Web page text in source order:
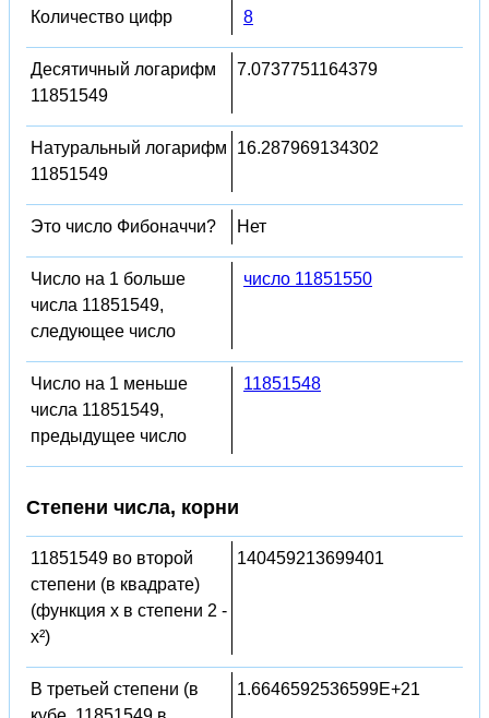
Количество цифр 8
Десятичный логарифм
11851549
7.0737751164379
Натуральный логарифм
11851549
16.287969134302
Это число Фибоначчи? Нет
Число на 1 больше
числа 11851549,
следующее число
число 11851550
Число на 1 меньше
числа 11851549,
предыдущее число
11851548
Степени числа, корни
11851549 во второй
степени (в квадрате)
(функция x в степени 2 -
x²)
140459213699401
В третьей степени (в
1.6646592536599E+21